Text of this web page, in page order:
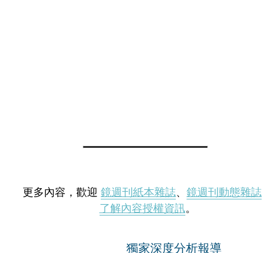
更多內容，歡迎 鏡週刊紙本雜誌、 鏡週刊動態雜誌
了解內容授權資訊。
獨家深度分析報導